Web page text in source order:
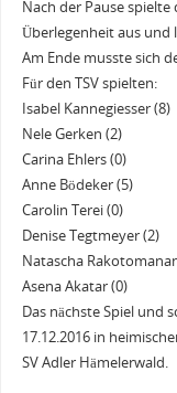
Nach der Pause
Überlegenheit aus und
Am Ende musste sich
Für den TSV spielten:
Isabel Kannegiesser (8)
Nele Gerken (2)
Carina Ehlers (0)
Anne Bödeker (5)
Carolin Terei (0)
Denise Tegtmeyer (2)
Natascha
Asena Akatar (0)
Das nächste Spiel und
17.12.2016 in
SV Adler Hämelerwald.